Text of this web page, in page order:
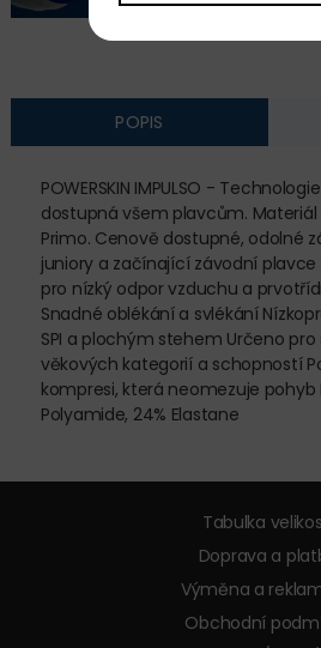
POPIS
POWERSKIN IMPULSO -
dostupná všem plavcům.
Primo. Cenově dostupné, odolné
juniory a začínající závodní
pro nízký odpor vzduchu a
Snadné oblékání a svlékání
SPI a plochým stehem Určeno
věkových kategorií a schopností
kompresi, která neomezuje pohyb
Polyamide, 24% Elastane
Tabulka
Doprava a
Výměna a
Obchodní